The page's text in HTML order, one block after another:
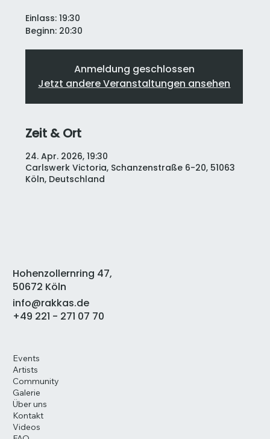
Einlass: 19:30
Beginn: 20:30
Anmeldung geschlossen
Jetzt andere Veranstaltungen ansehen
Zeit & Ort
24. Apr. 2026, 19:30
Carlswerk Victoria, Schanzenstraße 6-20, 51063
Köln, Deutschland
Hohenzollernring 47,
50672 Köln
info@rakkas.de
+49 221 - 271 07 70
Events
Artists
Community
Galerie
Über uns
Kontakt
Videos